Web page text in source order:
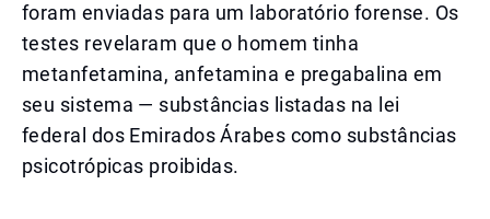
foram enviadas para um laboratório forense. Os
testes revelaram que o homem tinha
metanfetamina, anfetamina e pregabalina em
seu sistema — substâncias listadas na lei
federal dos Emirados Árabes como substâncias
psicotrópicas proibidas.